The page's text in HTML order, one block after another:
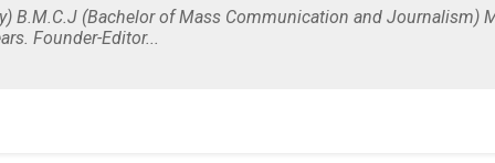
B.M.C.J (Bachelor of Mass Communication and Journalism)
Founder-Editor...